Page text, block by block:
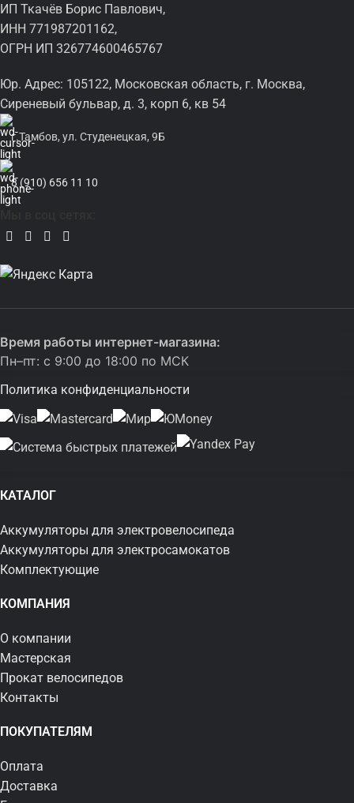
ИП Ткачёв Борис Павлович,
ИНН 771987201162,
ОГРН ИП 326774600465767
Юр. Адрес: 105122, Московская область, г. Москва,
Сиреневый бульвар, д. 3, корп 6, кв 54
г.Тамбов, ул. Студенецкая, 9Б
8 (910) 656 11 10
Время работы интернет-магазина:
Пн–пт: с 9:00 до 18:00 по МСК
Политика конфиденциальности
КАТАЛОГ
Аккумуляторы для электровелосипеда
Аккумуляторы для электросамокатов
Комплектующие
КОМПАНИЯ
О компании
Мастерская
Прокат велосипедов
Контакты
ПОКУПАТЕЛЯМ
Оплата
Доставка